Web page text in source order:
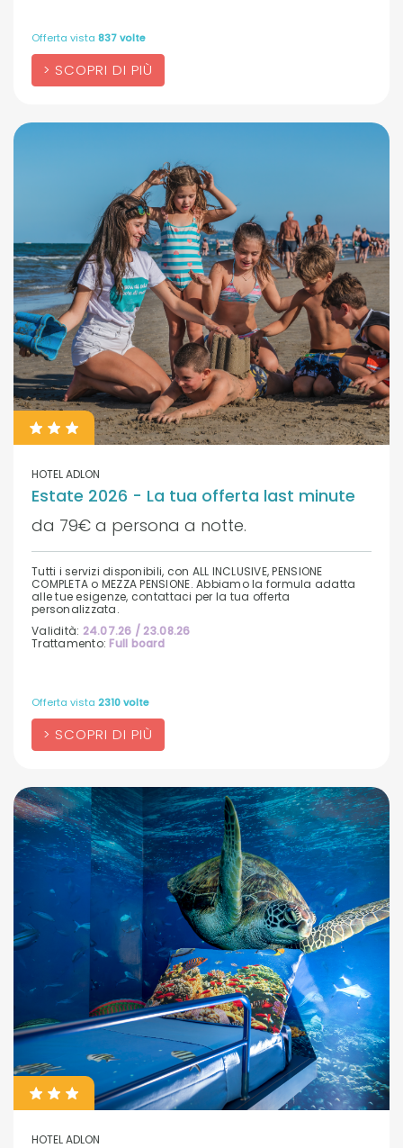
SCOPRI DI PIÙ
Offerta vista 837 volte
HOTEL ADLON
Estate 2026 - La tua offerta last minute
da 79€ a persona a notte.
Tutti i servizi disponibili, con ALL INCLUSIVE, PENSIONE
COMPLETA o MEZZA PENSIONE. Abbiamo la formula adatta
alle tue esigenze, contattaci per la tua offerta
personalizzata.
Validità: 24.07.26 / 23.08.26
Trattamento:Full board
SCOPRI DI PIÙ
Offerta vista 2310 volte
HOTEL ADLON